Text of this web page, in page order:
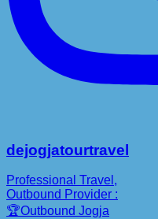
dejogjatourtravel
Professional Travel,
Outbound Provider :
🏆Outbound Jogja